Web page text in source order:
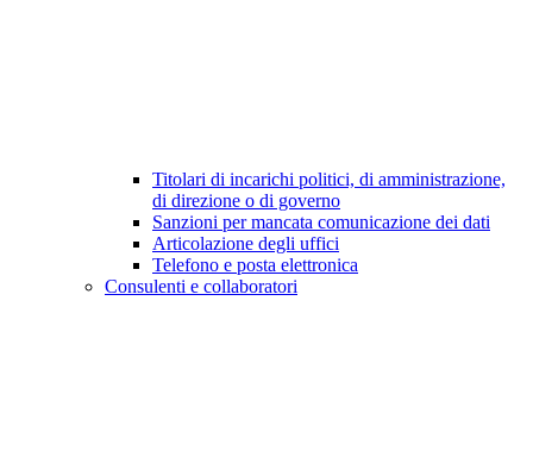
Titolari di incarichi politici, di amministrazione,
di direzione o di governo
Sanzioni per mancata comunicazione dei dati
Articolazione degli uffici
Telefono e posta elettronica
Consulenti e collaboratori